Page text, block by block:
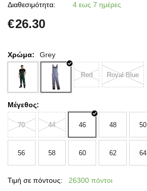
Διαθεσιμότητα: 4 εως 7 ημέρες
€26.30
Χρώμα: Grey
Red Royal Blue
Μέγεθος:
70 44 46 48 50
56 58 60 62 64
Τιμή σε πόντους:
26300 πόντοι